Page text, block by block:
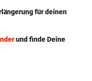
für deinen
und finde Deine